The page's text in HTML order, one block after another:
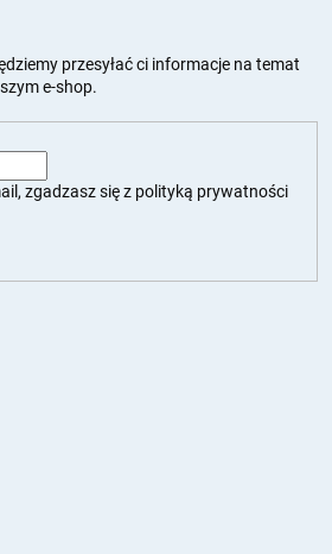
przesyłać ci informacje na temat
e-shop.
zgadzasz się z polityką prywatności